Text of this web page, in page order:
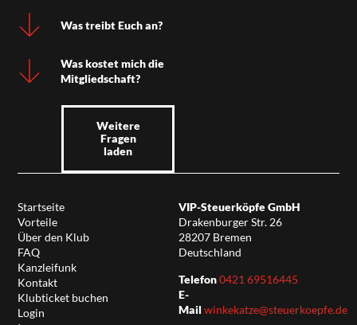
Was treibt Euch an?
Was kostet mich die
Mitgliedschaft?
Weitere
Fragen
laden
Startseite
Vorteile
Über den Klub
FAQ
Kanzleifunk
Kontakt
Klubticket buchen
Login
VIP-Steuerköpfe GmbH
Drakenburger Str. 26
28207 Bremen
Deutschland
Telefon0421 69516445
E-
Mail winkekatze@steuerkoepfe.de